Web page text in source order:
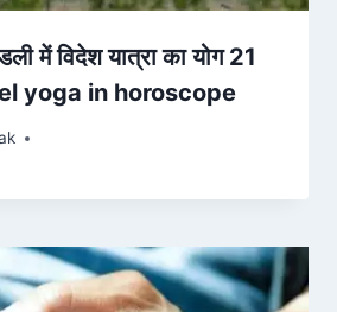
में विदेश यात्रा का योग 21
yoga in horoscope